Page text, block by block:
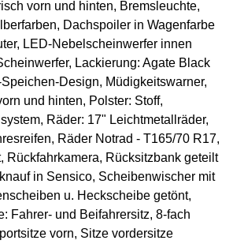
vorn und hinten, Bremsleuchte,
Dachspoiler in Wagenfarbe
LED-Nebelscheinwerfer innen
Lackierung: Agate Black
Design, Müdigkeitswarner,
und hinten, Polster: Stoff,
Räder: 17" Leichtmetallräder,
Räder Notrad - T165/70 R17,
Rückfahrkamera, Rücksitzbank geteilt
in Sensico, Scheibenwischer mit
u. Heckscheibe getönt,
Fahrer- und Beifahrersitz, 8-fach
vorn, Sitze vordersitze